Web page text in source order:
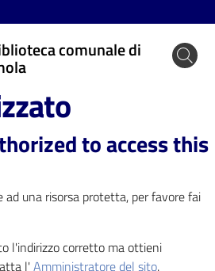
comunale di
to access this
ad una risorsa protetta, per favore fai
l'indirizzo corretto ma ottieni
l' Amministratore del sito.